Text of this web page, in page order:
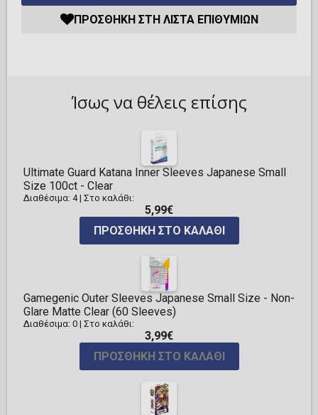
ΠΡΟΣΘΉΚΗ ΣΤΗ ΛΊΣΤΑ ΕΠΙΘΥΜΙΏΝ
Ίσως να θέλεις επίσης
Ultimate Guard Katana Inner Sleeves Japanese Small
Size 100ct - Clear
Διαθέσιμα: 4| Στο καλάθι:
5,99€
ΠΡΟΣΘΉΚΗ ΣΤΟ ΚΑΛΆΘΙ
Gamegenic Outer Sleeves Japanese Small Size - Non-
Glare Matte Clear (60 Sleeves)
Διαθέσιμα: 0 | Στο καλάθι:
3,99€
ΠΡΟΣΘΉΚΗ ΣΤΟ ΚΑΛΆΘΙ